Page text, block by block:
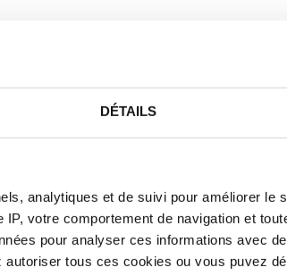
DÉTAILS
analytiques et de suivi pour améliorer le
votre comportement de navigation et
pour analyser ces informations avec
tous ces cookies ou vous puvez
BRUT TÉLÉCHARGEMENTS